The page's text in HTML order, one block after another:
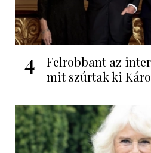
4
Felrobbant az
mit szúrtak ki